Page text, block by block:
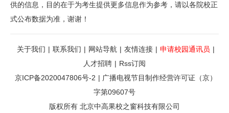
供的信息，目的在于为考生提供更多信息作为参考，请以各院校正
式公布数据为准，谢谢！
关于我们 | 联系我们 | 网站导航 | 友情连接 | 申请校园通讯员 |
人才招聘 | Rss订阅
京ICP备2020047806号-2 | 广播电视节目制作经营许可证（京）
字第09607号
版权所有 北京中高果校之窗科技有限公司